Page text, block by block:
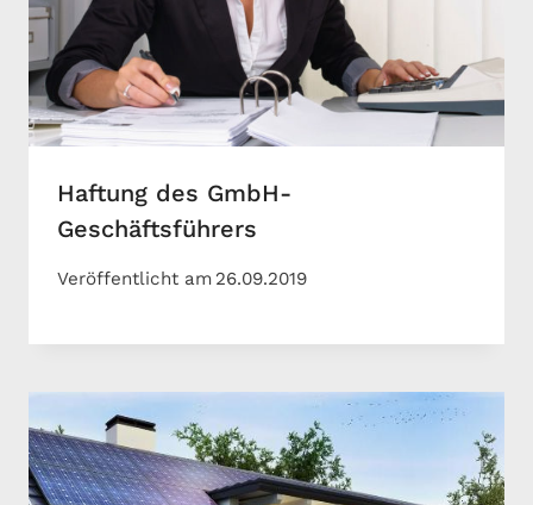
Haftung des GmbH-
Geschäftsführers
Veröffentlicht am 26.09.2019